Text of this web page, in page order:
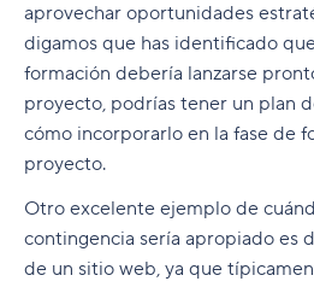
aprovechar oportunidades
digamos que has identificado
formación debería lanzarse
proyecto, podrías tener un plan
cómo incorporarlo en la fase de
proyecto.
Otro excelente ejemplo de
contingencia sería apropiado es
de un sitio web, ya que